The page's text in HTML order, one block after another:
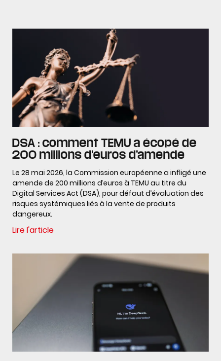
DSA : comment TEMU a écopé de
200 millions d’euros d’amende
Le 28 mai 2026, la Commission européenne a infligé une
amende de 200 millions d’euros à TEMU au titre du
Digital Services Act (DSA), pour défaut d’évaluation des
risques systémiques liés à la vente de produits
dangereux.
Lire l'article